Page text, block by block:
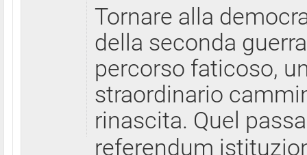
Tornare alla
della seconda
percorso faticoso,
straordinario
rinascita. Quel
referendum